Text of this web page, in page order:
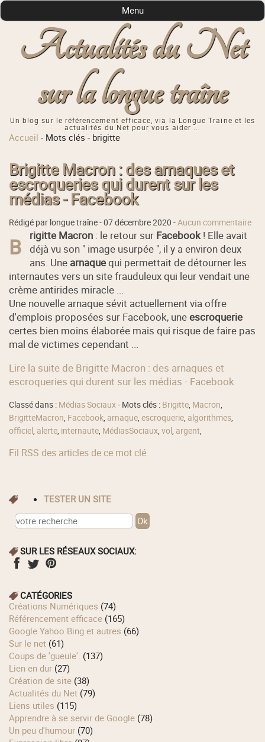
Actualités du Net
sur la longue traîne
Un blog sur le référencement efficace, via la Longue Traine et les
actualités du Net pour vous aider ...
Menu
Accueil - Mots clés - brigitte
Brigitte Macron : des arnaques et
escroqueries qui durent sur les
médias - Facebook
Rédigé par longue traîne -07 décembre 2020 -Aucun commentaire
B rigitte Macron : le retour sur Facebook! Elle avait
déjà vu son " image usurpée ", il y a environ deux
ans. Une arnaquequi permettait de détourner les
internautes vers un site frauduleux qui leur vendait une
crème antirides miracle ...
Une nouvelle arnaque sévit actuellement via offre
d'emplois proposées sur Facebook, uneescroquerie
certes bien moins élaborée mais qui risque de faire pas
mal de victimes cependant ...
Lire la suite de Brigitte Macron : des arnaques et
escroqueries qui durent sur les médias - Facebook
Classé dans : Médias Sociaux- Mots clés : Brigitte, Macron,
BrigitteMacron, Facebook, arnaque,escroquerie, algorithmes,
officiel , alerte, internaute, MédiasSociaux,vol , argent,
Fil RSS des articles de ce mot clé
TESTER UN SITE
SUR LES RÉSEAUX SOCIAUX:
CATÉGORIES
Créations Numériques (74)
Référencement efficace (165)
Google Yahoo Bing et autres (66)
Sur le net (61)
Coups de 'gueule'. (137)
Lien en dur (27)
Création de site (38)
Actualités du Net (79)
Liens utiles (115)
Apprendre à se servir de Google (78)
Un peu d'humour (70)